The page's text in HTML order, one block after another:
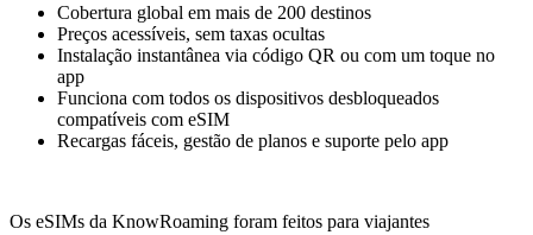
Cobertura global em mais de 200 destinos
Preços acessíveis, sem taxas ocultas
Instalação instantânea via código QR ou com um toque no
app
Funciona com todos os dispositivos desbloqueados
compatíveis com eSIM
Recargas fáceis, gestão de planos e suporte pelo app
Os eSIMs da KnowRoaming foram feitos para viajantes